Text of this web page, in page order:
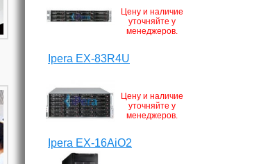
Цену и наличие
уточняйте у
менеджеров.
Ipera EX-83R4U
Цену и наличие
уточняйте у
менеджеров.
Ipera EX-16AiO2